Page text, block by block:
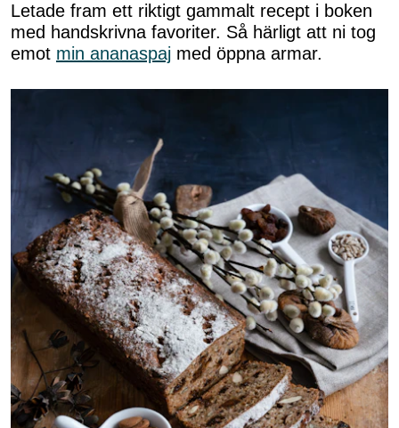
Letade fram ett riktigt gammalt recept i boken
med handskrivna favoriter. Så härligt att ni tog
emot min ananaspaj med öppna armar.